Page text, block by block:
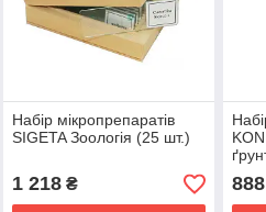
Набір мікропрепаратів
SIGETA Зоологія (25 шт.)
1 218₴ 888